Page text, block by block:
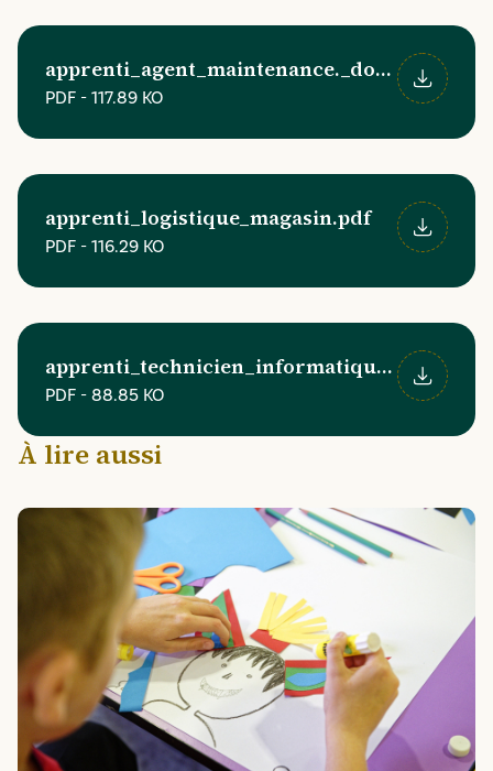
apprenti_agent_maintenance._docx.pdf
PDF - 117.89 KO
apprenti_logistique_magasin.pdf
PDF - 116.29 KO
PDF - 88.85 KO
À lire aussi